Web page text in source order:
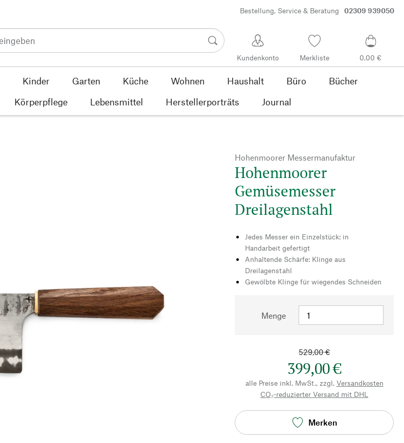
Bestellung, Service & Beratung 02309 939050
Kundenkonto Merkliste 0,00 €
Kinder Garten Küche Wohnen Haushalt Büro
Bücher
Körperpflege Lebensmittel Herstellerporträts Journal
Hohenmoorer Messermanufaktur
Hohenmoorer
Gemüsemesser
Dreilagenstahl
Jedes Messer ein Einzelstück: in
Handarbeit gefertigt
Anhaltende Schärfe: Klinge aus
Dreilagenstahl
Gewölbte Klinge für wiegendes Schneiden
Menge
529,00 €
399,00 €
alle Preise inkl. MwSt., zzgl. Versandkosten
CO₂-reduzierter Versand mit DHL
Merken